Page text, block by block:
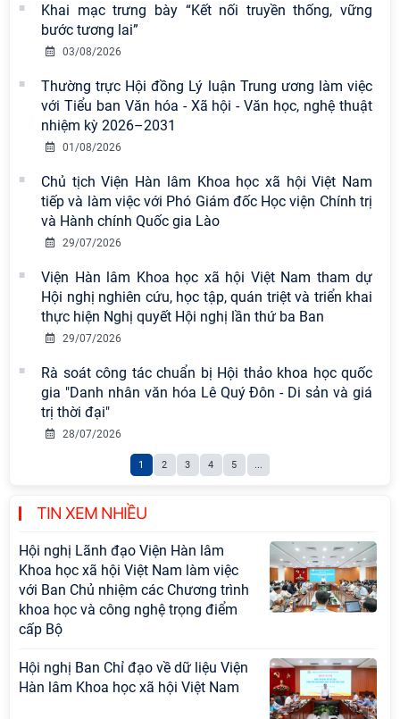
Khai mạc trưng bày “Kết nối truyền thống, vững
bước tương lai”
03/08/2026
Thường trực Hội đồng Lý luận Trung ương làm việc
với Tiểu ban Văn hóa - Xã hội - Văn học, nghệ thuật
nhiệm kỳ 2026–2031
01/08/2026
Chủ tịch Viện Hàn lâm Khoa học xã hội Việt Nam
tiếp và làm việc với Phó Giám đốc Học viện Chính trị
và Hành chính Quốc gia Lào
29/07/2026
Viện Hàn lâm Khoa học xã hội Việt Nam tham dự
Hội nghị nghiên cứu, học tập, quán triệt và triển khai
thực hiện Nghị quyết Hội nghị lần thứ ba Ban
29/07/2026
Rà soát công tác chuẩn bị Hội thảo khoa học quốc
gia "Danh nhân văn hóa Lê Quý Đôn - Di sản và giá
trị thời đại"
28/07/2026
1 2 3 4 5 ...
TIN XEM NHIỀU
Viện Hàn lâm Khoa học xã hội Việt
Nam công bố các quyết định về
công tác cán bộ
Viện Hàn lâm Khoa học xã hội Việt
Nam có 02 tác phẩm đạt giải khuyến
khích tại Cuộc thi chính luận bảo vệ
2026
Chi bộ Viện Sử học tổ chức Tọa đàm
chuyên đề: Đẩy mạnh học tập, thực
pháp, phong cách Hồ Chí Minh trong
giai đoạn phát triển mới
Hội thảo khoa học quốc tế “Không
gian phát triển Việt Nam trong kỷ
nguyên mới: Định hướng chiến lược
và lựa chọn chính sách” sẽ diễn ra
vào thứ ba, ngày 28/7/2026
Thông báo bổ sung về việc tuyển
sinh đào tạo trình độ tiến sĩ đợt 1
Hội nghị Lãnh đạo Viện Hàn lâm
Khoa học xã hội Việt Nam làm việc
với Ban Chủ nhiệm các Chương trình
khoa học và công nghệ trọng điểm
cấp Bộ
Hội nghị Ban Chỉ đạo về dữ liệu Viện
Hàn lâm Khoa học xã hội Việt Nam